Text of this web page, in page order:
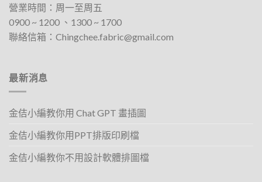
產
品
頁
擇
選
頁
營業時間：周一至周五
0900 ~ 1200 、1300 ~ 1700​
聯絡信箱： Chingchee.fabric@gmail.com
最新消息
金佶小編教你用 Chat GPT 畫插圖
金佶小編教你用PPT排版印刷檔
金佶小編教你不用設計軟體排圖檔